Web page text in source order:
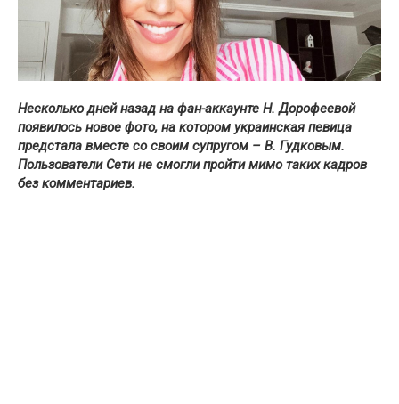
Несколько дней назад на фан-аккаунте Н. Дорофеевой
появилось новое фото, на котором украинская певица
предстала вместе со своим супругом – В. Гудковым.
Пользователи Сети не смогли пройти мимо таких кадров
без комментариев.